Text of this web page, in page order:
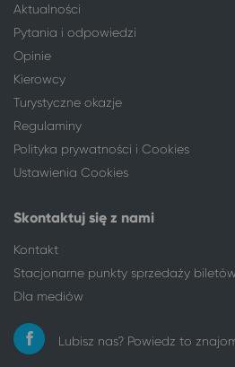
Warszawa
Wieluń
Karwia
Włocławek
Wrocław
Zgierz
Karwia
Aktualności
Pytania i odpowiedzi
Opinie
Kierowcy
Turystyczne okazje
Regulaminy
Polityka prywatności i Cookies
Ustawienia Cookies
Skontaktuj się z nami
Kontakt
Stacjonarne punkty sprzedaży biletów
Dla mediów
Lubisz nas? Powiedz to